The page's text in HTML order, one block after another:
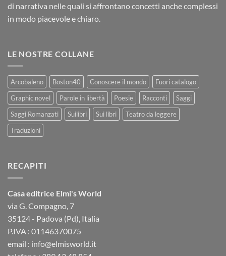
di narrativa nelle quali si affrontano concetti anche complessi
in modo piacevole e chiaro.
LE NOSTRE COLLANE
Arcobaleno Boston40 Conoscere il mondo
Fuori catalogo
Graphic novel
Parole in libertà Poesie Racconti
Saggi
Saggi Romanzati
Suilibri Sui libri
Teatro da leggere
Traduzioni
RECAPITI
Casa editrice Elmi's World
via G. Compagno, 7
35124 - Padova (Pd), Italia
P.IVA : 01146370075
email : info@elmisworld.it